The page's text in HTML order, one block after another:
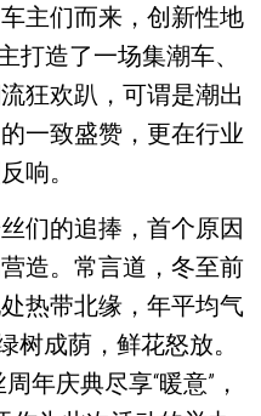
主们而来，创新性地
打造了一场集潮车、
狂欢趴，可谓是潮出
一致盛赞，更在行业
响。
们的追捧，首个原因
造。常言道，冬至前
热带北缘，年平均气
成荫，鲜花怒放。
年庆典尽享“暖意”，